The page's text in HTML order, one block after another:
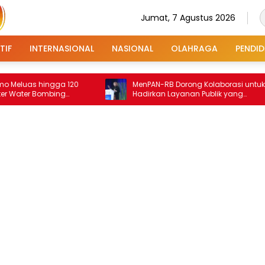
Jumat, 7 Agustus 2026
INTERNASIONAL NASIONAL OLAHRAGA
120
MenPAN-RB Dorong Kolaborasi untuk
Hadirkan Layanan Publik yang
Terintegrasi dan Inklusif